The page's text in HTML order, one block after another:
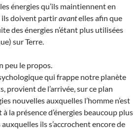
énergies qu’ils maintiennent en
ils doivent partiravantelles afin que
des énergies n’étant plus utilisées
sur Terre.
peu le propos.
qui frappe notre planète
provient de l’arrivée, sur ce plan
nouvelles auxquelles l’homme n’est
la présence d’énergies beaucoup plus
ils s’accrochent encore de